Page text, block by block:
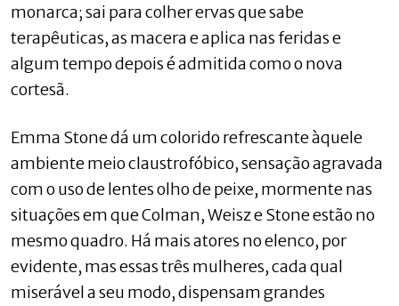
monarca; sai para colher ervas que sabe
terapêuticas, as macera e aplica nas feridas e
algum tempo depois é admitida como o nova
cortesã.
Emma Stone dá um colorido refrescante àquele
ambiente meio claustrofóbico, sensação agravada
com o uso de lentes olho de peixe, mormente nas
situações em que Colman, Weisz e Stone estão no
mesmo quadro. Há mais atores no elenco, por
evidente, mas essas três mulheres, cada qual
miserável a seu modo, dispensam grandes